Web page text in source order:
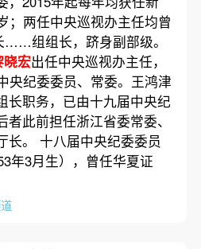
；两任中央巡视办主任均曾
……组组长，跻身副部级。
晓宏出任中央巡视办主任，
央纪委委员、常委。王鸿津
长职务，已由十九届中央纪
此前担任浙江省委常委、
长。 十八届中央纪委委员
年3月生），曾任华夏证